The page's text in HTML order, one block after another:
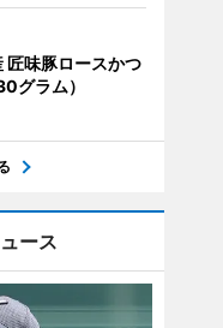
匠味豚ロースかつ
グラム）
ース